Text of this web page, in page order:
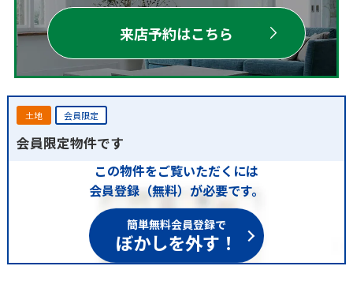
来店予約はこちら
土地 会員限定
会員限定物件です
この物件をご覧いただくには
会員登録（無料）が必要です。
簡単無料会員登録で
ぼかしを外す！